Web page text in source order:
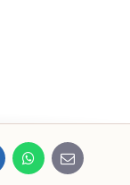
WhatsApp
E-
mail